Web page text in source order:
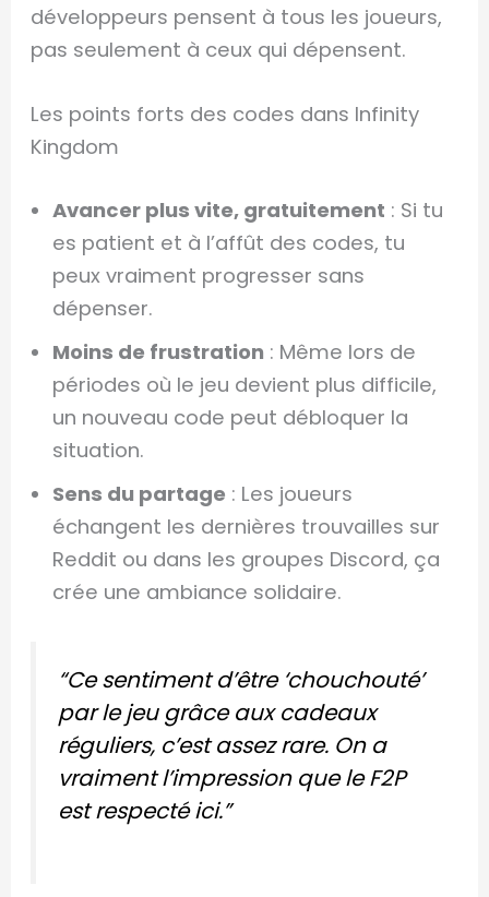
développeurs pensent à tous les joueurs,
pas seulement à ceux qui dépensent.
Les points forts des codes dans Infinity
Kingdom
Avancer plus vite, gratuitement : Si tu
es patient et à l’affût des codes, tu
peux vraiment progresser sans
dépenser.
Moins de frustration : Même lors de
périodes où le jeu devient plus difficile,
un nouveau code peut débloquer la
situation.
Sens du partage : Les joueurs
échangent les dernières trouvailles sur
Reddit ou dans les groupes Discord, ça
crée une ambiance solidaire.
“Ce sentiment d’être ‘chouchouté’
par le jeu grâce aux cadeaux
réguliers, c’est assez rare. On a
vraiment l’impression que le F2P
est respecté ici.”